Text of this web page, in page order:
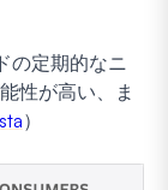
の定期的なニ
性が高い、ま
）